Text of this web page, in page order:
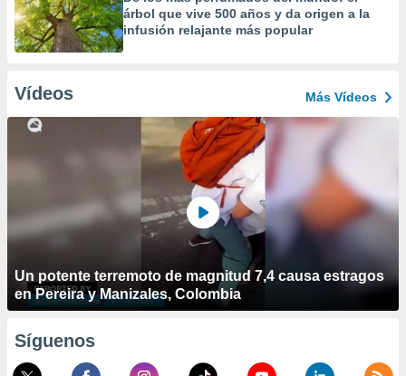
árbol que vive 500 años y da origen a la
infusión relajante más popular
Vídeos Más Vídeos
Un potente terremoto de magnitud 7,4 causa estragos
en Pereira y Manizales, Colombia
Síguenos